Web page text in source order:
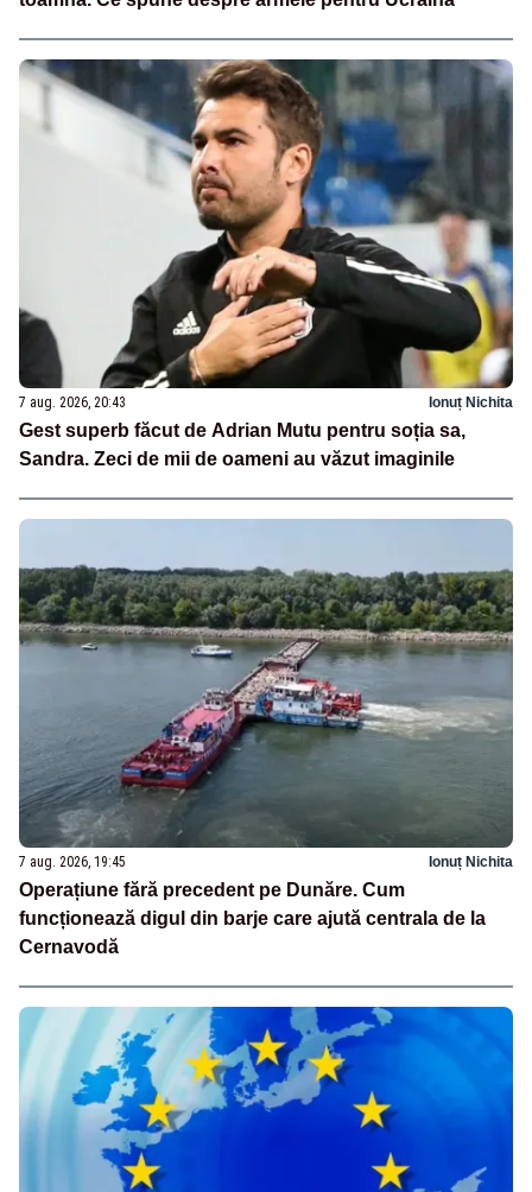
7 aug. 2026, 20:43 Ionuț Nichita
Gest superb făcut de Adrian Mutu pentru soția sa,
Sandra. Zeci de mii de oameni au văzut imaginile
7 aug. 2026, 19:45 Ionuț Nichita
Operațiune fără precedent pe Dunăre. Cum
funcționează digul din barje care ajută centrala de la
Cernavodă